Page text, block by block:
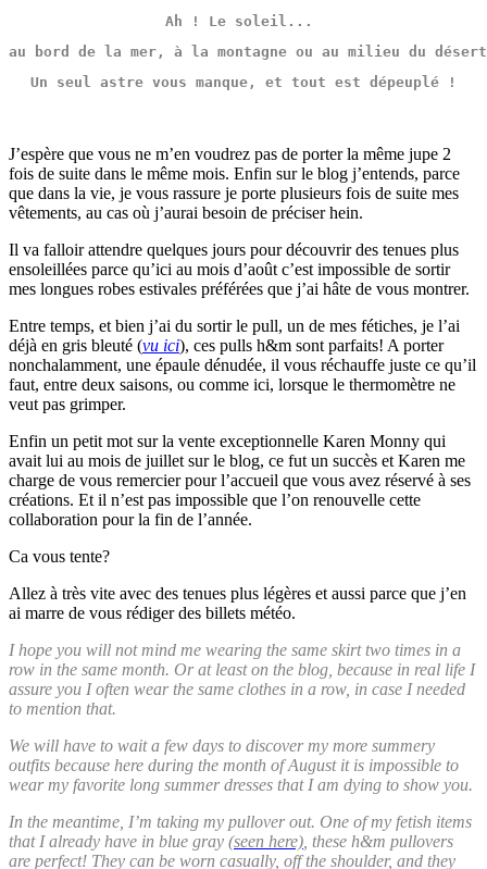
Ah ! Le soleil...
au bord de la mer, à la montagne ou au milieu du
Un seul astre vous manque, et tout est dépeuplé !
J’espère que vous ne m’en voudrez pas de porter la même jupe 2
fois de suite dans le même mois. Enfin sur le blog j’entends, parce
que dans la vie, je vous rassure je porte plusieurs fois de suite mes
vêtements, au cas où j’aurai besoin de préciser hein.
Il va falloir attendre quelques jours pour découvrir des tenues plus
ensoleillées parce qu’ici au mois d’août c’est impossible de sortir
mes longues robes estivales préférées que j’ai hâte de vous montrer.
Entre temps, et bien j’ai du sortir le pull, un de mes fétiches, je l’ai
déjà en gris bleuté (vu ici), ces pulls h&m sont parfaits! A porter
nonchalamment, une épaule dénudée, il vous réchauffe juste ce qu’il
faut, entre deux saisons, ou comme ici, lorsque le thermomètre ne
veut pas grimper.
Enfin un petit mot sur la vente exceptionnelle Karen Monny qui
avait lui au mois de juillet sur le blog, ce fut un succès et Karen me
charge de vous remercier pour l’accueil que vous avez réservé à ses
créations. Et il n’est pas impossible que l’on renouvelle cette
collaboration pour la fin de l’année.
Ca vous tente?
Allez à très vite avec des tenues plus légères et aussi parce que j’en
ai marre de vous rédiger des billets météo.
I hope you will not mind me wearing the same skirt two times in a
row in the same month. Or at least on the blog, because in real life I
assure you I often wear the same clothes in a row, in case I needed
to mention that.
We will have to wait a few days to discover my more summery
outfits because here during the month of August it is impossible to
wear my favorite long summer dresses that I am dying to show you.
In the meantime, I’m taking my pullover out. One of my fetish items
that I already have in blue gray (seen here) , these h&m pullovers
are perfect! They can be worn casually, off the shoulder, and they